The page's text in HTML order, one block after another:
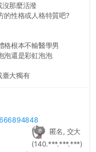
那麼活潑
的性格或人格特質吧?
格根本不輸醫學男
泡還是彩虹泡泡
臺大獨有
匿名, 交大
(140.***.***.***)